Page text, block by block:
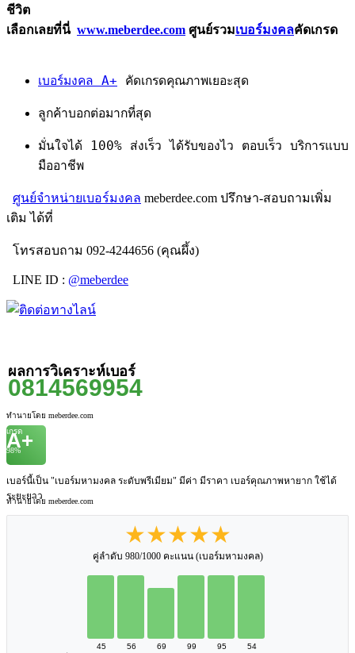
ชีวิต
เลือกเลยที่นี่ www.meberdee.com ศูนย์รวมเบอร์มงคลคัดเกรด
เบอร์มงคล A+ คัดเกรดคุณภาพเยอะสุด
ลูกค้าบอกต่อมากที่สุด
มั่นใจได้ 100% ส่งเร็ว ได้รับของไว ตอบเร็ว บริการแบบ
มืออาชีพ
ศูนย์จำหน่ายเบอร์มงคล meberdee.com ปรึกษา-สอบถามเพิ่ม
เติม ได้ที่
โทรสอบถาม 092-4244656 (คุณผึ้ง)
LINE ID : @meberdee
ผลการวิเคราะห์เบอร์
0814569954
ทำนายโดย meberdee.com
เกรด
A+
98%
เบอร์นี้เป็น "เบอร์มหามงคล ระดับพรีเมียม" มีค่า มีราคา เบอร์คุณภาพหายาก ใช้ได้
ระยะยาว
ทำนายโดย meberdee.com
★★★★★
คู่ลำดับ 980/1000 คะแนน (เบอร์มหามงคล)
45 56 69 99 95
54